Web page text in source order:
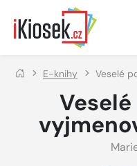
Přejít na hlavní obsah
E-knihy Veselé